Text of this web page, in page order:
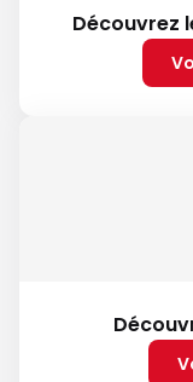
Découvrez